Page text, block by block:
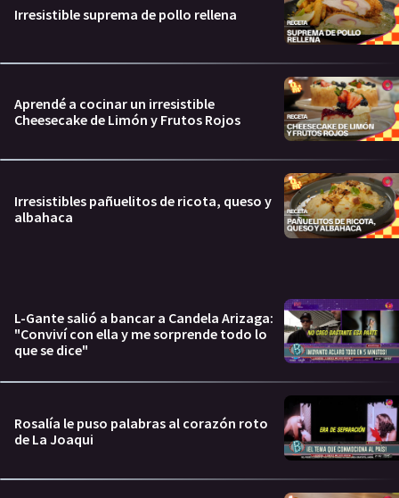
Irresistible suprema de pollo rellena
Aprendé a cocinar un irresistible
Cheesecake de Limón y Frutos Rojos
Irresistibles pañuelitos de ricota, queso y
albahaca
L-Gante salió a bancar a Candela Arizaga:
"Conviví con ella y me sorprende todo lo
que se dice"
Rosalía le puso palabras al corazón roto
de La Joaqui